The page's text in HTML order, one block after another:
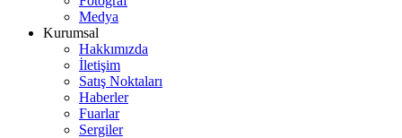
Medya
Kurumsal
Hakkımızda
İletişim
Satış Noktaları
Haberler
Fuarlar
Sergiler